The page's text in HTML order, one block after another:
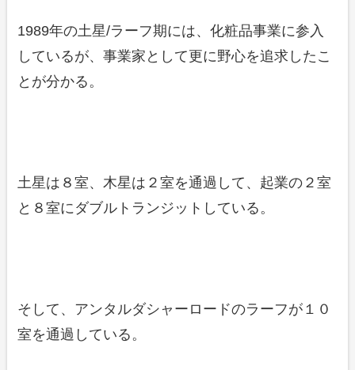
1989年の土星/ラーフ期には、化粧品事業に参入
しているが、事業家として更に野心を追求したこ
とが分かる。
土星は８室、木星は２室を通過して、起業の２室
と８室にダブルトランジットしている。
そして、アンタルダシャーロードのラーフが１０
室を通過している。